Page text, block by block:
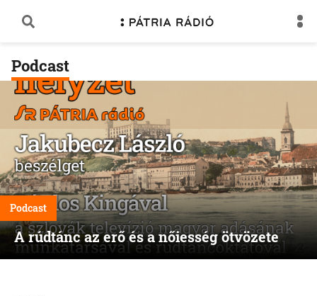
Podcast
Podcast
A rúdtánc az erő és a nőiesség ötvözete